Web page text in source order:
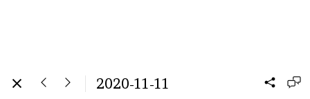
2020-11-11